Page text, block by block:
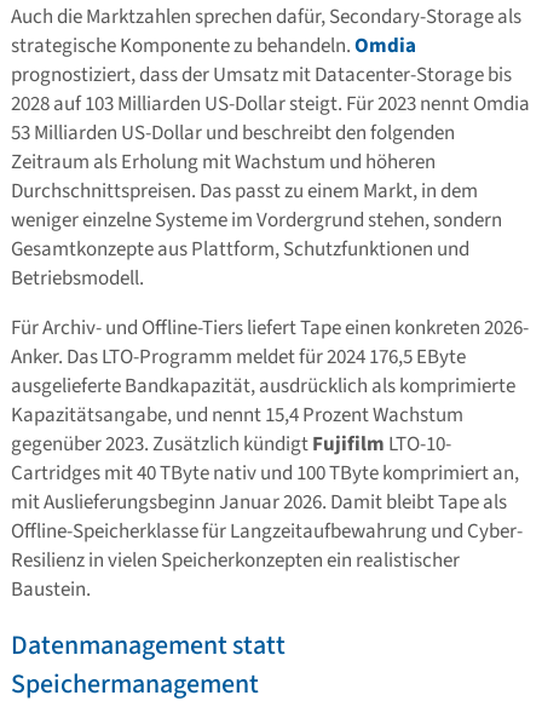
Auch die Marktzahlen sprechen dafür, Secondary-Storage als
strategische Komponente zu behandeln.Omdia
prognostiziert, dass der Umsatz mit Datacenter-Storage bis
2028 auf 103 Milliarden US-Dollar steigt. Für 2023 nennt Omdia
53 Milliarden US-Dollar und beschreibt den folgenden
Zeitraum als Erholung mit Wachstum und höheren
Durchschnittspreisen. Das passt zu einem Markt, in dem
weniger einzelne Systeme im Vordergrund stehen, sondern
Gesamtkonzepte aus Plattform, Schutzfunktionen und
Betriebsmodell.
Für Archiv- und Offline-Tiers liefert Tape einen konkreten 2026-
Anker. Das LTO-Programm meldet für 2024 176,5 EByte
ausgelieferte Bandkapazität, ausdrücklich als komprimierte
Kapazitätsangabe, und nennt 15,4 Prozent Wachstum
gegenüber 2023. Zusätzlich kündigtFujifilm LTO-10-
Cartridges mit 40 TByte nativ und 100 TByte komprimiert an,
mit Auslieferungsbeginn Januar 2026. Damit bleibt Tape als
Offline-Speicherklasse für Langzeitaufbewahrung und Cyber-
Resilienz in vielen Speicherkonzepten ein realistischer
Baustein.
Datenmanagement statt
Speichermanagement